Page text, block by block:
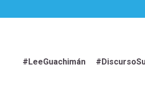
#LeeGuachimán